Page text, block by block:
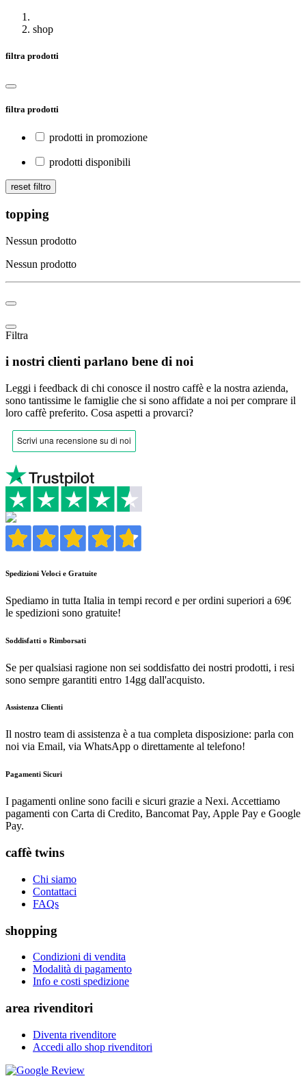
shop
filtra prodotti
filtra prodotti
prodotti in promozione
prodotti disponibili
reset filtro
topping
Nessun prodotto
Nessun prodotto
Filtra
i nostri clienti parlano bene di noi
Leggi i feedback di chi conosce il nostro caffè e la nostra azienda,
sono tantissime le famiglie che si sono affidate a noi per comprare il
loro caffè preferito. Cosa aspetti a provarci?
Spedizioni Veloci e Gratuite
Spediamo in tutta Italia in tempi record e per ordini superiori a 69€
le spedizioni sono gratuite!
Soddisfatti o Rimborsati
Se per qualsiasi ragione non sei soddisfatto dei nostri prodotti, i resi
sono sempre garantiti entro 14gg dall'acquisto.
Assistenza Clienti
Il nostro team di assistenza è a tua completa disposizione: parla con
noi via Email, via WhatsApp o direttamente al telefono!
Pagamenti Sicuri
I pagamenti online sono facili e sicuri grazie a Nexi. Accettiamo
pagamenti con Carta di Credito, Bancomat Pay, Apple Pay e Google
Pay.
caffè twins
Chi siamo
Contattaci
FAQs
shopping
Condizioni di vendita
Modalità di pagamento
Info e costi spedizione
area rivenditori
Diventa rivenditore
Accedi allo shop rivenditori